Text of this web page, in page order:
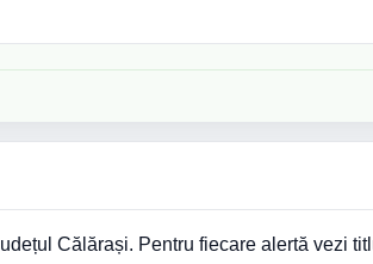
Călărași. Pentru fiecare alertă vezi